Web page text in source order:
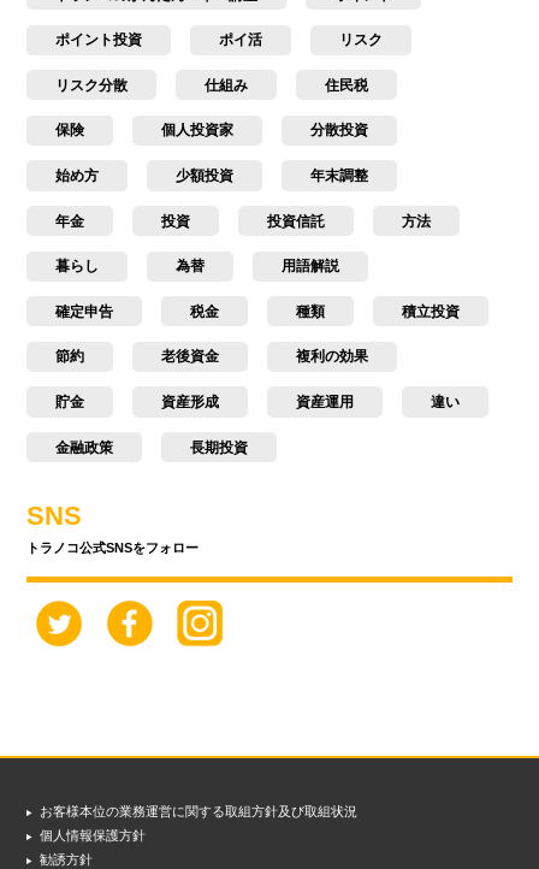
ポイント投資 ポイ活 リスク
リスク分散 仕組み 住民税
保険 個人投資家 分散投資
始め方 少額投資 年末調整
年金 投資 投資信託 方法
暮らし 為替 用語解説
確定申告 税金 種類 積立投資
節約 老後資金 複利の効果
貯金 資産形成 資産運用 違い
金融政策 長期投資
SNS
トラノコ公式SNSをフォロー
お客様本位の業務運営に関する取組方針及び取組状況
個人情報保護方針
勧誘方針